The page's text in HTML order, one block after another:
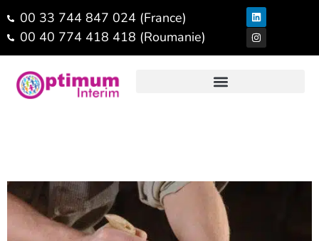
00 33 744 847 024 (France)
00 40 774 418 418 (Roumanie)